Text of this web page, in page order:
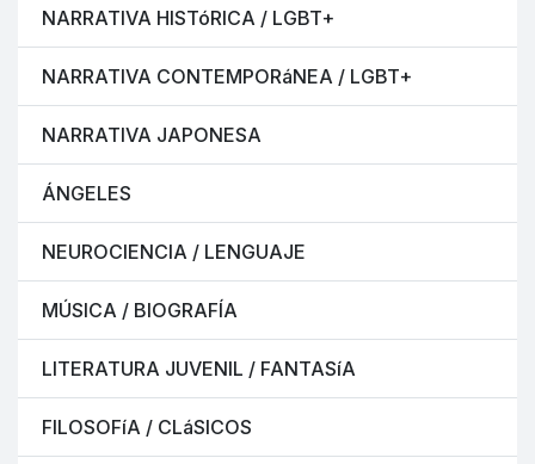
NARRATIVA HISTóRICA / LGBT+
NARRATIVA CONTEMPORáNEA / LGBT+
NARRATIVA JAPONESA
ÁNGELES
NEUROCIENCIA / LENGUAJE
MÚSICA / BIOGRAFÍA
LITERATURA JUVENIL / FANTASíA
FILOSOFíA / CLáSICOS